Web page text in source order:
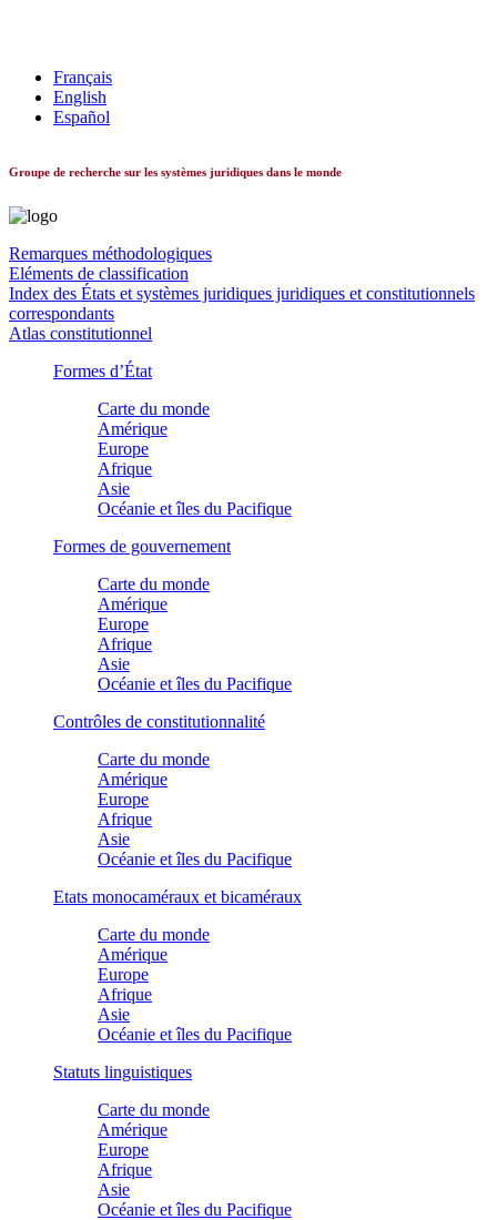
Français
English
Español
Groupe de recherche sur les systèmes juridiques dans le monde
Remarques méthodologiques
Eléments de classification
Index des États et systèmes juridiques juridiques et constitutionnels
correspondants
Atlas constitutionnel
Formes d’État
Carte du monde
Amérique
Europe
Afrique
Asie
Océanie et îles du Pacifique
Formes de gouvernement
Carte du monde
Amérique
Europe
Afrique
Asie
Océanie et îles du Pacifique
Contrôles de constitutionnalité
Carte du monde
Amérique
Europe
Afrique
Asie
Océanie et îles du Pacifique
Etats monocaméraux et bicaméraux
Carte du monde
Amérique
Europe
Afrique
Asie
Océanie et îles du Pacifique
Statuts linguistiques
Carte du monde
Amérique
Europe
Afrique
Asie
Océanie et îles du Pacifique